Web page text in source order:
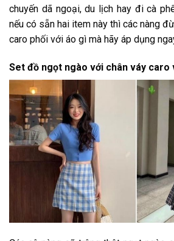
chuyến dã ngoại, du lịch hay đi cà
nếu có sẵn hai item này thì các nàng
caro phối với áo gì mà hãy áp dụng
Set đồ ngọt ngào với chân váy